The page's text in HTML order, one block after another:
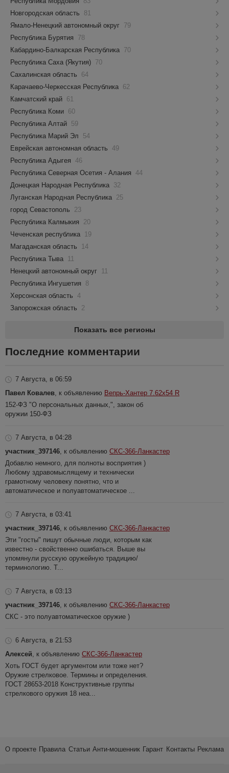
Новгородская область
81
Ямало-Ненецкий автономный округ 79
Республика Бурятия
78
Кабардино-Балкарская Республика 70
Республика Саха (Якутия) 70
Сахалинская область
64
Карачаево-Черкесская Республика 62
Камчатский край 61
Республика Коми 60
Республика Алтай 59
Республика Марий Эл
54
Еврейская автономная область 49
Республика Адыгея 46
Республика Северная Осетия - Алания 44
Донецкая Народная Республика 32
Луганская Народная Республика 25
город Севастополь
23
Республика Калмыкия
20
Чеченская республика 19
Магаданская область
14
Республика Тыва 11
Ненецкий автономный округ 11
Республика Ингушетия
8
Херсонская область 4
Запорожская область
2
Показать все регионы
Последние комментарии
7 Августа, в 06:59
Павел Ковалев , к объявлению Вепрь-Хантер 7.62х54 R
152-ФЗ "О персональных данных,", закон об
оружии 150-ФЗ
7 Августа, в 04:28
участник_397146 , к объявлению СКС-366-Ланкастер
Добавлю немного, для полноты восприятия )
Любому здравомыслящему и технически
грамотному человеку понятно, что и
автоматическое и полуавтоматическое ...
7 Августа, в 03:41
участник_397146 , к объявлению СКС-366-Ланкастер
Эти "госты" пишут обычные люди, которым как
известно - свойственно ошибаться. Выше вы
упомянули русскую оружейную традицию/
терминологию. Т...
7 Августа, в 03:13
участник_397146 , к объявлению СКС-366-Ланкастер
СКС - это полуавтоматическое оружие )
6 Августа, в 21:53
Алексей , к объявлению СКС-366-Ланкастер
Хоть ГОСТ будет аргументом или тоже нет?
Оружие стрелковое. Термины и определения.
ГОСТ 28653-2018 Конструктивные группы
стрелкового оружия 18 неа...
О проекте Правила Статьи Анти-мошенник Гарант Контакты Реклама